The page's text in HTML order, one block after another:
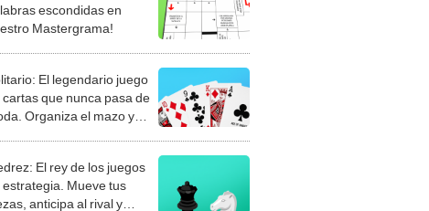
escondidas en
Mastergrama!
El legendario juego
cartas que nunca pasa de
Organiza el mazo y
El rey de los juegos
estrategia. Mueve tus
anticipa al rival y